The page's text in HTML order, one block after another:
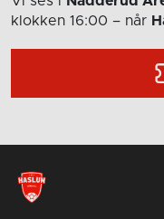
klokken 16:00 – når